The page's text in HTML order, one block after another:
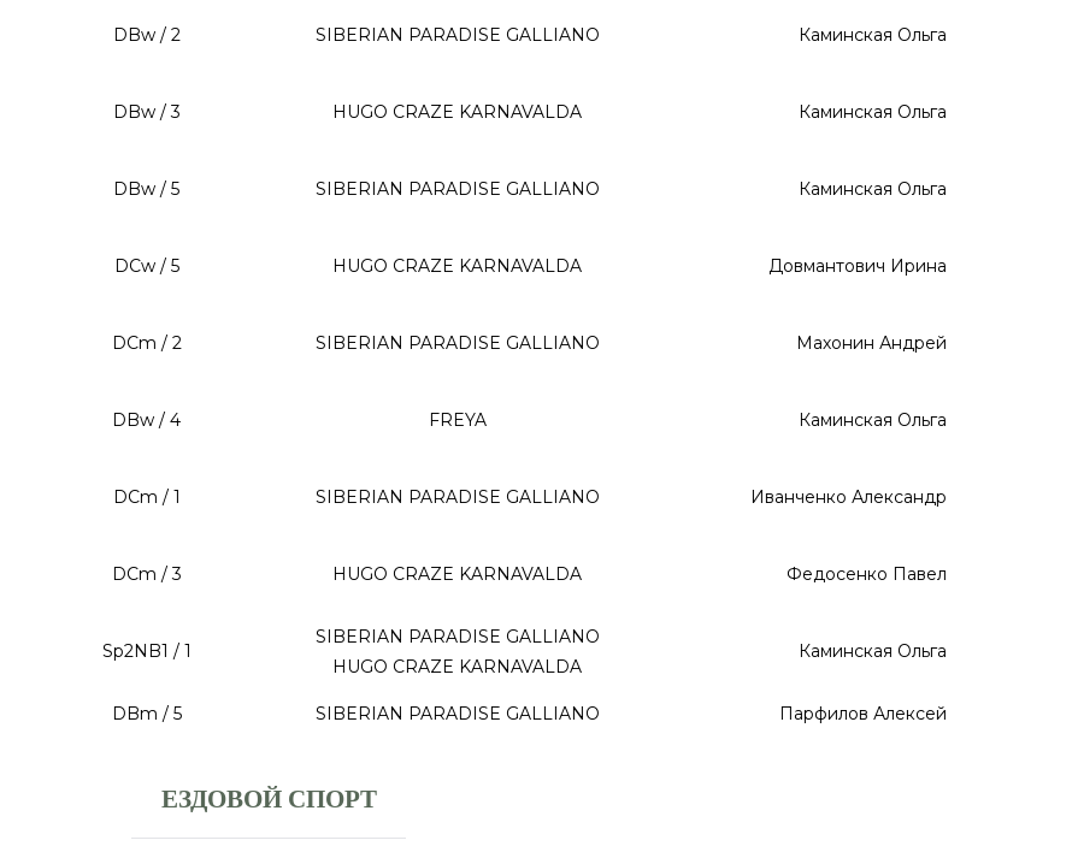
DBw / 2 SIBERIAN PARADISE GALLIANO Каминская Ольга
DBw / 3 HUGO CRAZE KARNAVALDA Каминская Ольга
DBw / 5 SIBERIAN PARADISE GALLIANO Каминская Ольга
DCw / 5 HUGO CRAZE KARNAVALDA Довмантович Ирина
DCm / 2 SIBERIAN PARADISE GALLIANO Махонин Андрей
DBw / 4 FREYA Каминская Ольга
DCm / 1 SIBERIAN PARADISE GALLIANO Иванченко Александр
DCm / 3 HUGO CRAZE KARNAVALDA Федосенко Павел
Sp2NB1 / 1
SIBERIAN PARADISE GALLIANO
HUGO CRAZE KARNAVALDA
Каминская Ольга
DBm / 5 SIBERIAN PARADISE GALLIANO Парфилов Алексей
ЕЗДОВОЙ СПОРТ